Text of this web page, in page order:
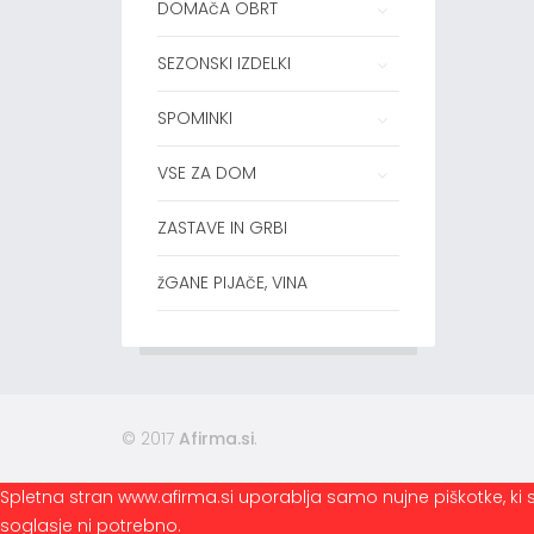
DOMAčA OBRT
SEZONSKI IZDELKI
SPOMINKI
VSE ZA DOM
ZASTAVE IN GRBI
žGANE PIJAčE, VINA
© 2017 Afirma.si.
Spletna stran www.afirma.si uporablja samo nujne piškotke,
soglasje ni potrebno.